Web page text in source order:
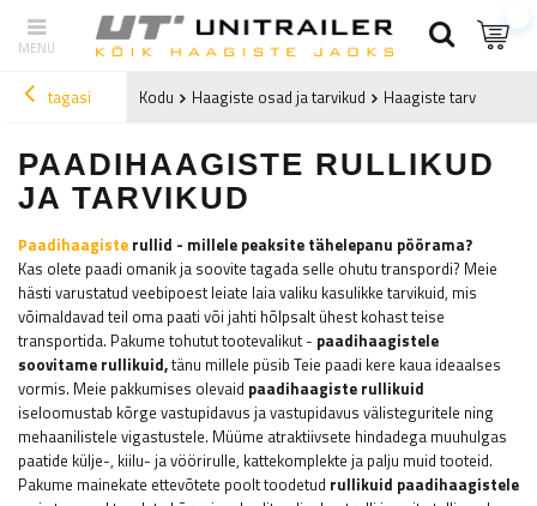
tagasi Kodu Haagiste osad ja tarvikud Haagiste tarvikud
PAADIHAAGISTE RULLIKUD
JA TARVIKUD
Paadihaagiste rullid - millele peaksite tähelepanu pöörama?
Kas olete paadi omanik ja soovite tagada selle ohutu transpordi? Meie
hästi varustatud veebipoest leiate laia valiku kasulikke tarvikuid, mis
võimaldavad teil oma paati või jahti hõlpsalt ühest kohast teise
transportida. Pakume tohutut tootevalikut - paadihaagistele
soovitame rullikuid,tänu millele püsib Teie paadi kere kaua ideaalses
vormis. Meie pakkumises olevaid paadihaagiste rullikuid
iseloomustab kõrge vastupidavus ja vastupidavus välisteguritele ning
mehaanilistele vigastustele. Müüme atraktiivsete hindadega muuhulgas
paatide külje-, kiilu- ja vöörirulle, kattekomplekte ja palju muid tooteid.
Pakume mainekate ettevõtete poolt toodetud rullikuid paadihaagistele